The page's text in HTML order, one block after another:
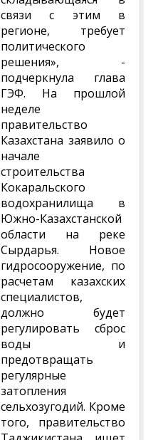
связи с этим в
регионе, требует
политического
решения», -
подчеркнула глава
ГЭФ. На прошлой
неделе
правительство
Казахстана заявило о
начале
строительства
Кокаральского
водохранилища в
Южно-Казахстанской
области на реке
Сырдарья. Новое
гидросооружение, по
расчетам казахских
специалистов,
должно будет
регулировать сброс
воды и
предотвращать
регулярные
затопления
сельхозугодий. Кроме
того, правительство